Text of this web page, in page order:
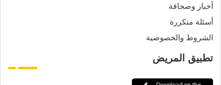
أخبار وصحافة
أسئلة متكررة
الشروط والخصوصية
تطبيق المريض